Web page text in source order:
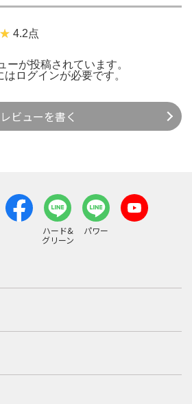
4.2点
ーが投稿されています。
は ログインが必要です。
レビューを書く
ハード&
グリーン
パワー